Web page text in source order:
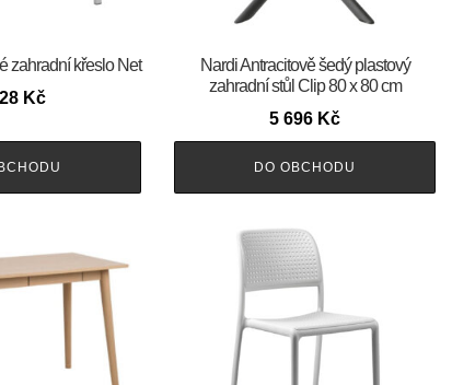
zahradní křeslo Net
Kč
Nardi Antracitově šedý plastový
zahradní stůl Clip 80 x 80 cm
5 696 Kč
DO OBCHODU